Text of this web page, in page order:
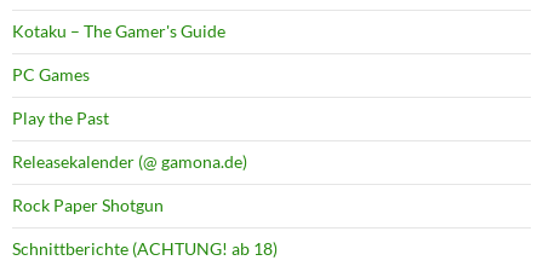
Kotaku – The Gamer's Guide
PC Games
Play the Past
Releasekalender (@ gamona.de)
Rock Paper Shotgun
Schnittberichte (ACHTUNG! ab 18)